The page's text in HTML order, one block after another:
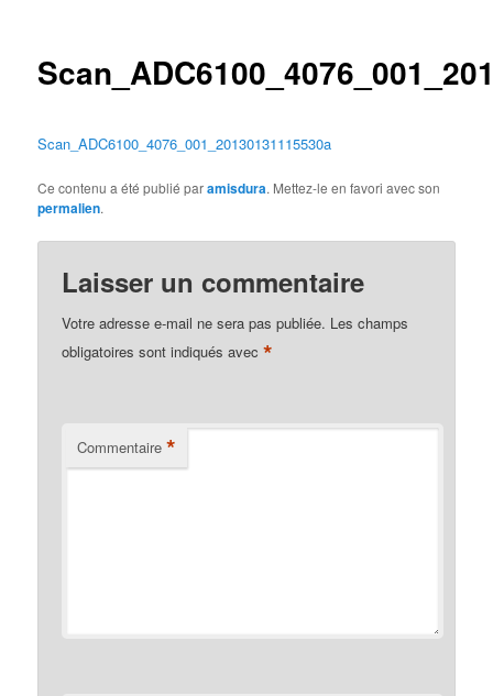
Scan_ADC6100_4076_001_20130131115530a
Ce contenu a été publié paramisdura. Mettez-le en favori avec son
permalien.
Laisser un commentaire
Votre adresse e-mail ne sera pas publiée. Les champs
obligatoires sont indiqués avec*
Commentaire *